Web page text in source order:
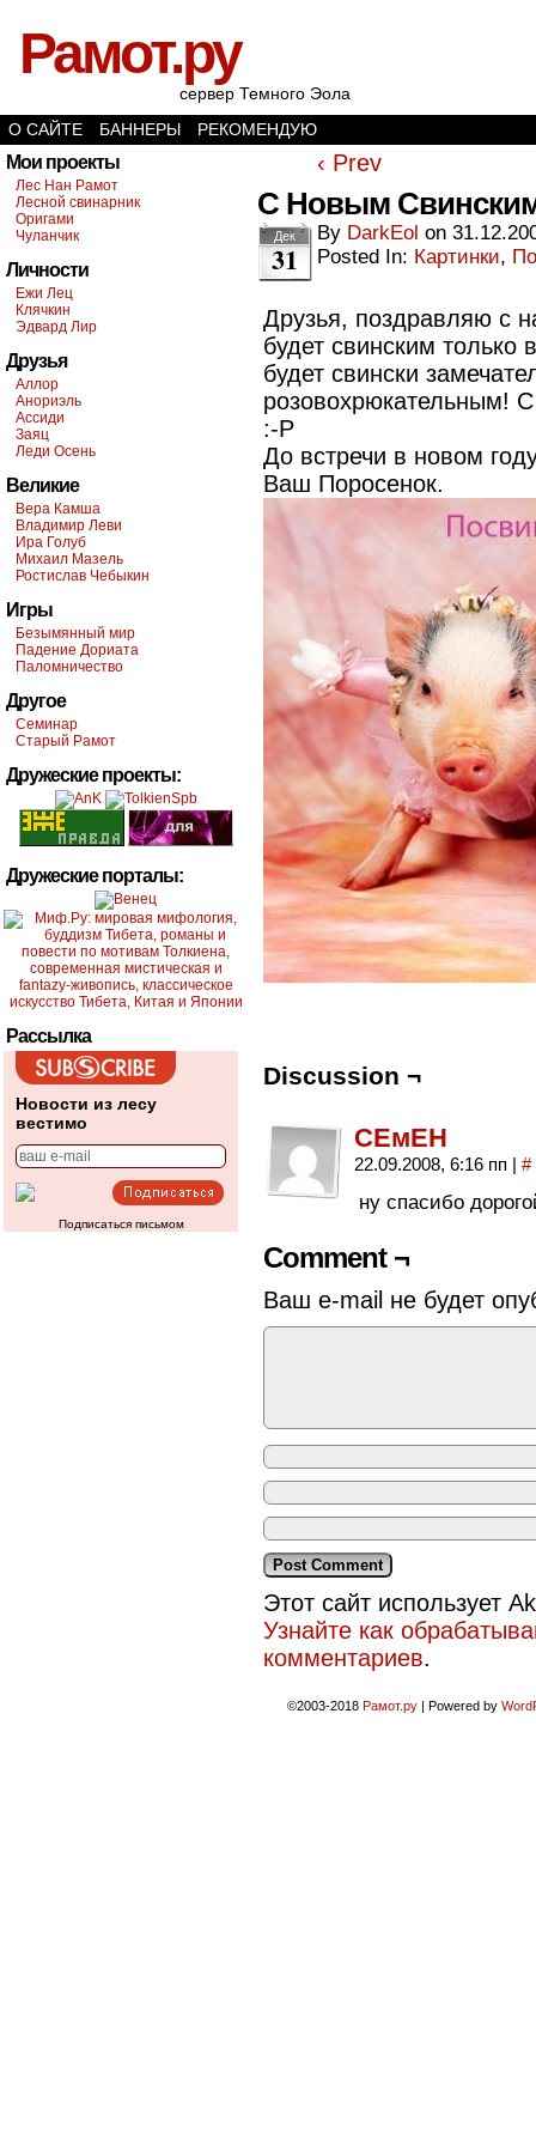
Рамот.ру
сервер Темного Эола
О САЙТЕ
БАННЕРЫ РЕКОМЕНДУЮ
Мои проекты
Лес Нан Рамот
Лесной свинарник
Оригами
Чуланчик
Личности
Ежи Лец
Клячкин
Эдвард Лир
Друзья
Аллор
Анориэль
Ассиди
Заяц
Леди Осень
Великие
Вера Камша
Владимир Леви
Ира Голуб
Михаил Мазель
Ростислав Чебыкин
Игры
Безымянный мир
Падение Дориата
Паломничество
Другое
Семинар
Старый Рамот
Дружеские проекты:
Дружеские порталы:
Рассылка
Новости из лесу
вестимо
Подписаться письмом
‹ Prev
С Новым
Дек
31
By DarkEol on
Posted In: Картинки,
Друзья, поздравляю с
будет свинским
будет свински
розовохрюкательным!
:-P
До встречи в новом
Ваш Поросенок.
Discussion ¬
СЕмЕН
22.09.2008, 6:16 пп | #
ну спасибо
Comment ¬
Ваш e-mail не будет
Этот сайт использует
Узнайте как
комментариев.
©2003-2018 Рамот.ру | Powered by